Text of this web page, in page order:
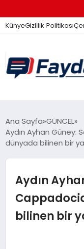
KünyeGizlilik Politikası
GÜNDEM
TEKNOLOJI
Ana Sayfa GÜNCEL
Aydın Ayhan Güney:
dünyada bilinen bir
Aydın
bilinen bir